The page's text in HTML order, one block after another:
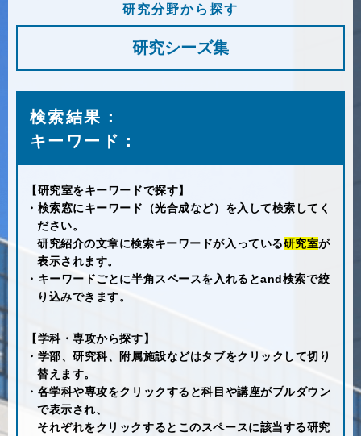
研究分野から探す
研究シーズ集
検索結果：
キーワード：
【研究室をキーワードで探す】
・検索窓にキーワード（光合成など）を入して検索してく
ださい。
研究紹介の文章に検索キーワードが入っている研究室が
表示されます。
・キーワードごとに半角スペースを入れるとand検索で絞
り込みできます。
【学科・専攻から探す】
・学部、研究科、附属施設などはタブをクリックして切り
替えます。
・各学科や専攻をクリックすると科目や講座がプルダウン
で表示され、
それぞれをクリックするとこのスペースに該当する研究